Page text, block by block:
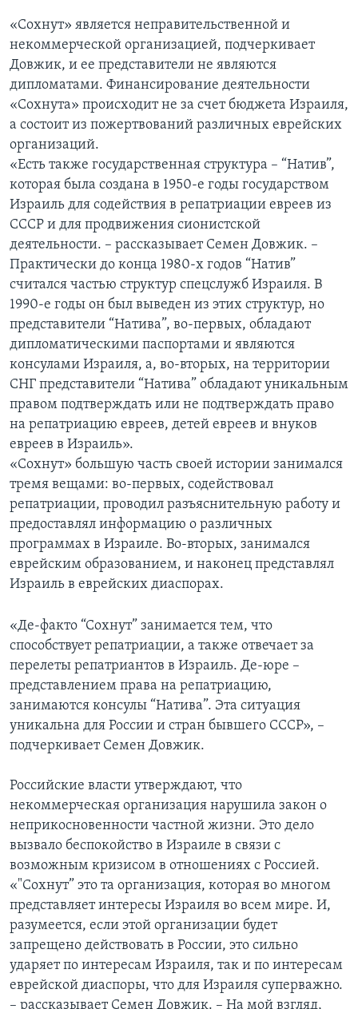
«Сохнут» является неправительственной и
некоммерческой организацией, подчеркивает
Довжик, и ее представители не являются
дипломатами. Финансирование деятельности
«Сохнута» происходит не за счет бюджета Израиля,
а состоит из пожертвований различных еврейских
организаций.
«Есть также государственная структура – “Натив”,
которая была создана в 1950-е годы государством
Израиль для содействия в репатриации евреев из
СССР и для продвижения сионистской
деятельности. – рассказывает Семен Довжик. –
Практически до конца 1980-х годов “Натив”
считался частью структур спецслужб Израиля. В
1990-е годы он был выведен из этих структур, но
представители “Натива”, во-первых, обладают
дипломатическими паспортами и являются
консулами Израиля, а, во-вторых, на территории
СНГ представители “Натива” обладают уникальным
правом подтверждать или не подтверждать право
на репатриацию евреев, детей евреев и внуков
евреев в Израиль».
«Сохнут» большую часть своей истории занимался
тремя вещами: во-первых, содействовал
репатриации, проводил разъяснительную работу и
предоставлял информацию о различных
программах в Израиле. Во-вторых, занимался
еврейским образованием, и наконец представлял
Израиль в еврейских диаспорах.
«Де-факто “Сохнут” занимается тем, что
способствует репатриации, а также отвечает за
перелеты репатриантов в Израиль. Де-юре –
представлением права на репатриацию,
занимаются консулы “Натива”. Эта ситуация
уникальна для России и стран бывшего СССР», –
подчеркивает Семен Довжик.
Российские власти утверждают, что
некоммерческая организация нарушила закон о
неприкосновенности частной жизни. Это дело
вызвало беспокойство в Израиле в связи с
возможным кризисом в отношениях с Россией.
«"Сохнут” это та организация, которая во многом
представляет интересы Израиля во всем мире. И,
разумеется, если этой организации будет
запрещено действовать в России, это сильно
ударяет по интересам Израиля, так и по интересам
еврейской диаспоры, что для Израиля суперважно.
– рассказывает Семен Довжик. – На мой взгляд,